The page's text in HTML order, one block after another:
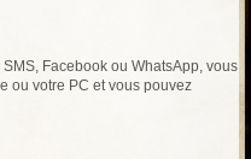
Facebook ou WhatsApp, vous
ou votre PC et vous pouvez